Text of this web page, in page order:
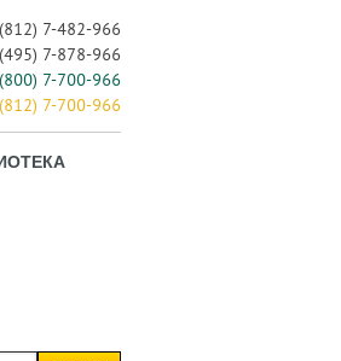
7-482-966
7-878-966
7-700-966
7-700-966